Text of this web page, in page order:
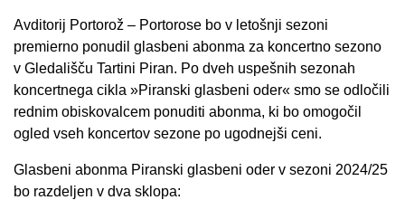
Avditorij Portorož – Portorose bo v letošnji sezoni
premierno ponudil glasbeni abonma za koncertno sezono
v Gledališču Tartini Piran. Po dveh uspešnih sezonah
koncertnega cikla »Piranski glasbeni oder« smo se odločili
rednim obiskovalcem ponuditi abonma, ki bo omogočil
ogled vseh koncertov sezone po ugodnejši ceni.
Glasbeni abonma Piranski glasbeni oder v sezoni 2024/25
bo razdeljen v dva sklopa: